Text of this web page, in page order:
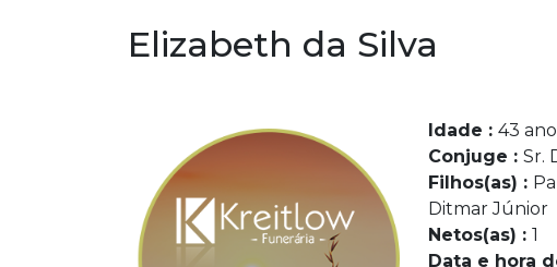
Elizabeth da Silva
Idade : 43
Conjuge : Sr.
Filhos(as) :
Ditmar Júnior
Netos(as) : 1
Data e hora